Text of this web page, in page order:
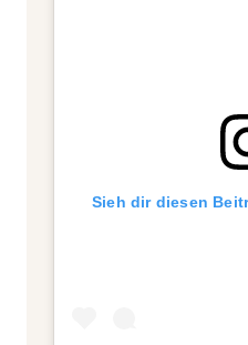
Sieh dir diesen